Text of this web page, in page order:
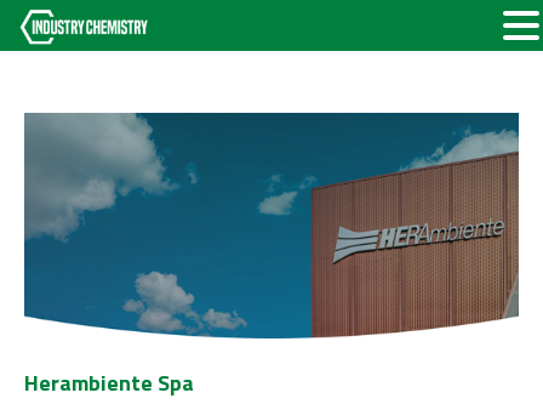
Herambiente Spa